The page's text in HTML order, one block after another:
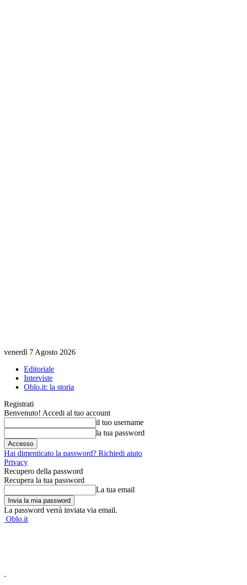
venerdì 7 Agosto 2026
Editoriale
Interviste
Oblo.it: la storia
Registrati
Benvenuto! Accedi al tuo account
il tuo username
la tua password
Hai dimenticato la password? Richiedi aiuto
Privacy
Recupero della password
Recupera la tua password
La tua email
La password verrà inviata via email.
Oblo.it